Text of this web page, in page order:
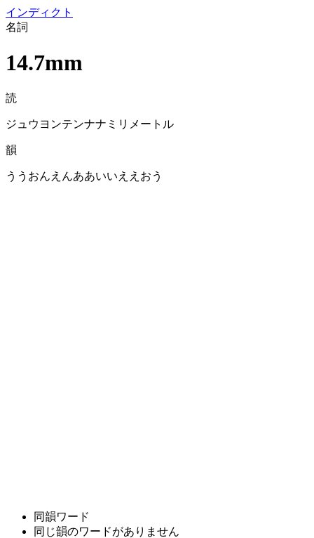
インディクト
名詞
14.7mm
読
ジュウヨンテンナナミリメートル
韻
ううおんえんああいいええおう
同韻ワード
同じ韻のワードがありません